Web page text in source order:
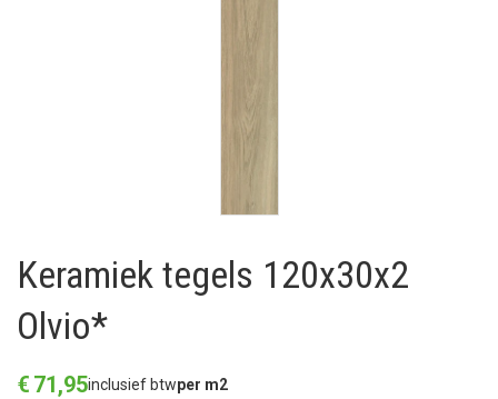
Keramiek tegels 120x30x2
Olvio*
€ 71,95inclusief btwper m2